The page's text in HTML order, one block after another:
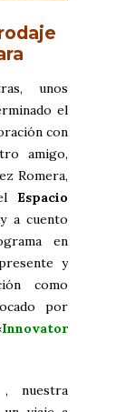
unos
el
con
amigo,
Romera,
Espacio
a cuento
en
y
como
por
Innovator
, nuestra